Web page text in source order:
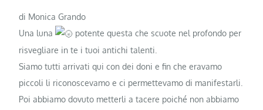
di Monica Grando
Una luna
potente questa che scuote nel profondo per
risvegliare in te i tuoi antichi talenti.
Siamo tutti arrivati qui con dei doni e fin che eravamo
piccoli li riconoscevamo e ci permettevamo di manifestarli.
Poi abbiamo dovuto metterli a tacere poiché non abbiamo